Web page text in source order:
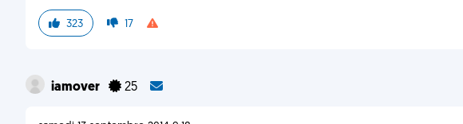
323 17
iamover 25